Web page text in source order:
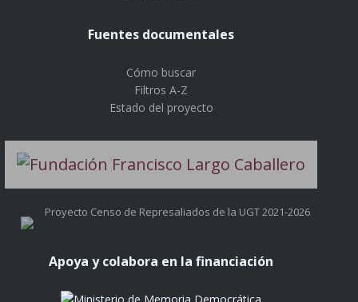
Fuentes documentales
Cómo buscar
Filtros A-Z
Estado del proyecto
Proyecto Censo de Represaliados de la UGT 2021-2026
Apoya y colabora en la financiación